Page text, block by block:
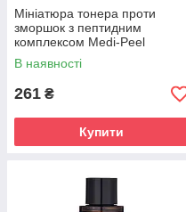
Мініатюра тонера проти
зморшок з пептидним
комплексом Medi-Peel
Peptide Tox-Bor Toner 30 ml
В наявності
261 ₴
Купити